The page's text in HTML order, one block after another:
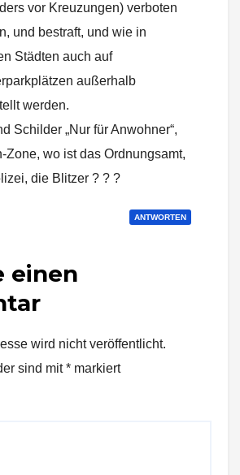
vor Kreuzungen) verboten
und bestraft, und wie in
Städten auch auf
außerhalb
werden.
Schilder „Nur für Anwohner“,
Zone, wo ist das Ordnungsamt,
die Blitzer ? ? ?
ANTWORTEN
einen
wird nicht veröffentlicht.
sind mit* markiert